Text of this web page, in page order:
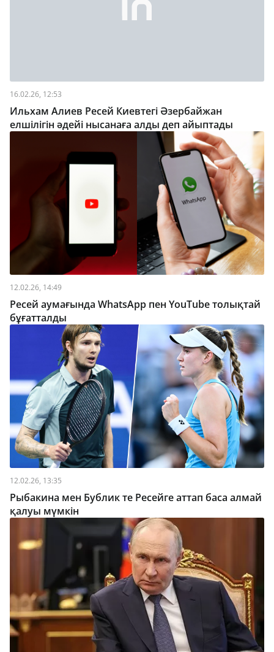
16.02.26, 12:53
Ильхам Алиев Ресей Киевтегі Әзербайжан
елшілігін әдейі нысанаға алды деп айыптады
12.02.26, 14:49
Ресей аумағында WhatsApp пен YouTube толықтай
бұғатталды
12.02.26, 13:35
Рыбакина мен Бублик те Ресейге аттап баса алмай
қалуы мүмкін